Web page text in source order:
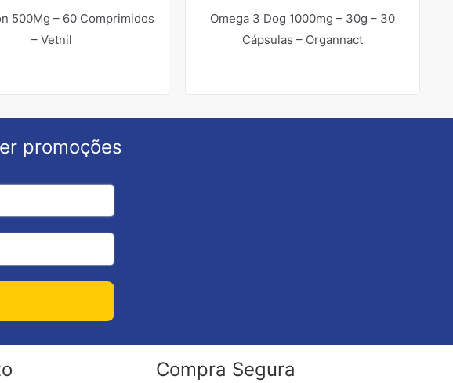
500Mg – 60 Comprimidos
– Vetnil
Omega 3 Dog 1000mg – 30g – 30
Cápsulas – Organnact
promoções
Compra Segura